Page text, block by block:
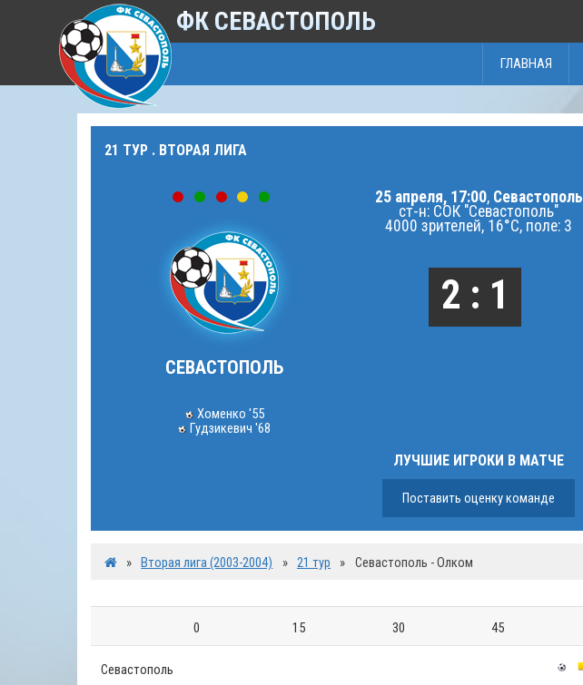
ФК СЕВАСТОПОЛЬ
ГЛАВНАЯ
21 ТУР . ВТОРАЯ ЛИГА
СЕВАСТОПОЛЬ
Хоменко '55
Гудзикевич '68
25 апреля, 17:00, Севастополь
ст-н: СОК "Севастополь"
4000 зрителей, 16°C, поле: 3
2 : 1
ЛУЧШИЕ ИГРОКИ В МАТЧЕ
Поставить оценку команде
» Вторая лига (2003-2004) » 21 тур » Севастополь - Олком
0 15 30 45
Севастополь